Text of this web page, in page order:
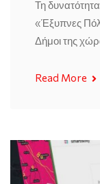
Τη
«Έξυπνες
Δήμοι της
Read More